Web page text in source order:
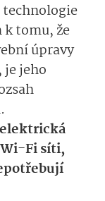
technologie
tomu, že
úpravy
je jeho
Fi síti,